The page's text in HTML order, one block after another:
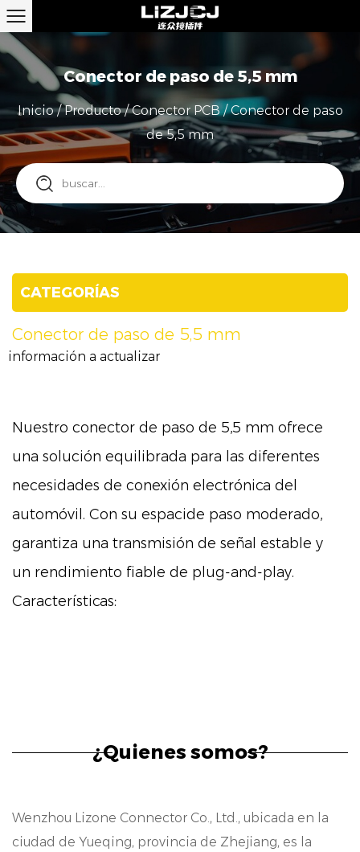
Conector de paso de 5,5 mm
Inicio/Producto/Conector PCB/Conector de paso
de 5,5 mm
CATEGORÍAS
Conector de paso de 5,5 mm
información a actualizar
Nuestro conector de paso de 5,5 mm ofrece
una solución equilibrada para las diferentes
necesidades de conexión electrónica del
automóvil. Con su espacide paso moderado,
garantiza una transmisión de señal estable y
un rendimiento fiable de plug-and-play.
Características:
de señal, garantizando una menor pérdida
alta calidad, nuestro conector garantiza
¿Quienes somos?
Wenzhou Lizone Connector Co., Ltd., ubicada en la
ciudad de Yueqing, provincia de Zhejiang, es la